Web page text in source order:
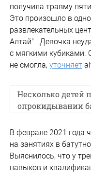
получила травму
Это произошло в
развлекательных
Алтай". Девочка
с мягкими кубиками.
не смогла, уточняет
Несколько детей
опрокидывании
В феврале 2021 года
на занятиях в
Выяснилось, что у
навыков и